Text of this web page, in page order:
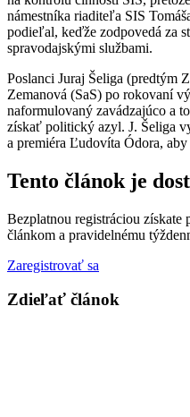
námestníka riaditeľa SIS
podieľal, keďže zodpovedá za
spravodajskými službami.
Poslanci Juraj Šeliga (predtým
Zemanová (SaS) po rokovaní
naformulovaný zavádzajúco a
získať politický azyl. J. Šeliga
a premiéra Ľudovíta Ódora,
Tento článok je
Bezplatnou registráciou
článkom a pravidelnému
Zaregistrovať sa
Zdieľať článok